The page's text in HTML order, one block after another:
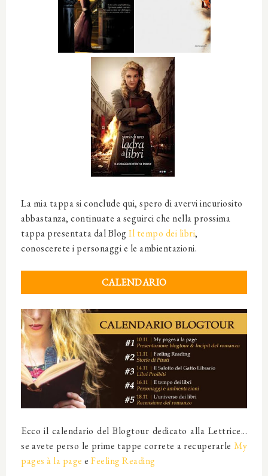
La mia tappa si conclude qui, spero di avervi incuriosito
abbastanza, continuate a seguirci che nella prossima
tappa presentata dal BlogIl tempo dei libri,
conoscerete i personaggi e le ambientazioni.
CALENDARIO
Ecco il calendario del Blogtour dedicato alla Lettrice...
se avete perso le prime tappe correte a recuperarle My
pages à la page e Feeling Reading